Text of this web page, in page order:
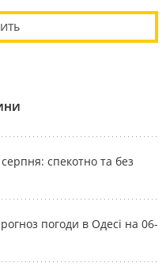
спекотно та без
погоди в Одесі на 06-